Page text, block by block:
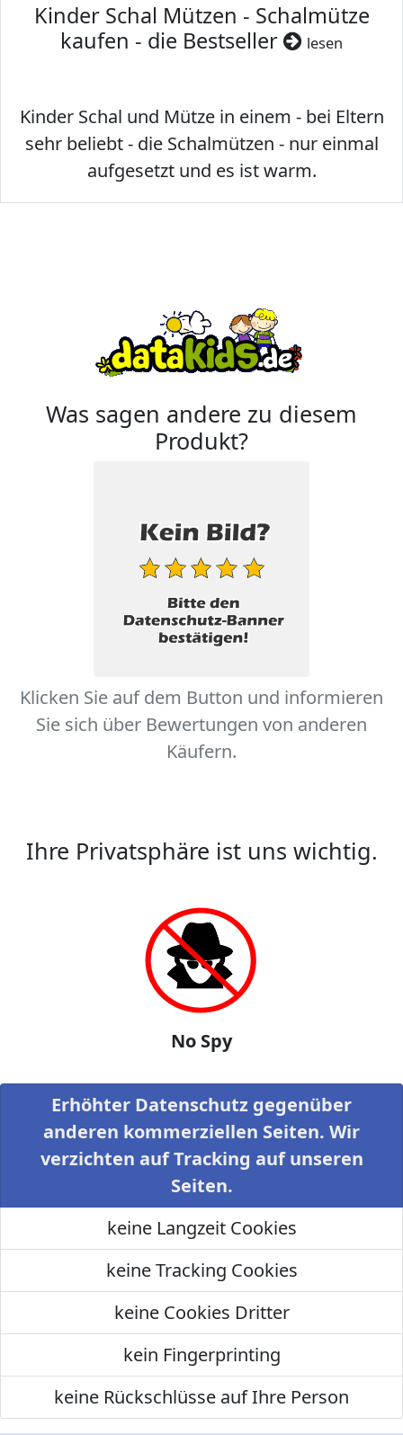
Kinder Schal Mützen - Schalmütze
kaufen - die Bestseller
lesen
Kinder Schal und Mütze in einem - bei Eltern
sehr beliebt - die Schalmützen - nur einmal
aufgesetzt und es ist warm.
Was sagen andere zu diesem
Produkt?
Klicken Sie auf dem Button und informieren
Sie sich über Bewertungen von anderen
Käufern.
Ihre Privatsphäre ist uns wichtig.
No Spy
Erhöhter Datenschutz gegenüber
anderen kommerziellen Seiten. Wir
verzichten auf Tracking auf unseren
Seiten.
keine Langzeit Cookies
keine Tracking Cookies
keine Cookies Dritter
kein Fingerprinting
keine Rückschlüsse auf Ihre Person